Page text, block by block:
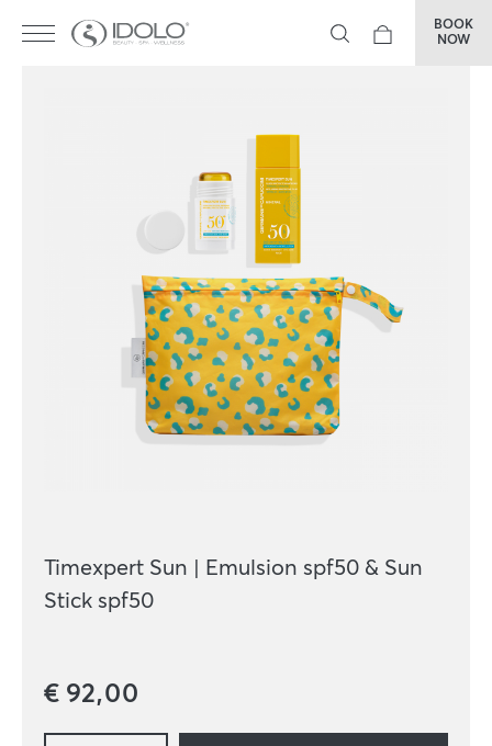
BOOK
NOW
Timexpert Sun | Emulsion spf50 & Sun
Stick spf50
€ 92,00